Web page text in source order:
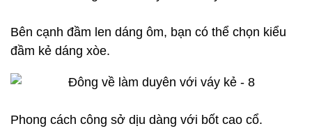
Bên cạnh đầm len dáng ôm, bạn có thể chọn kiểu
đầm kẻ dáng xòe.
Phong cách công sở dịu dàng với bốt cao cổ.